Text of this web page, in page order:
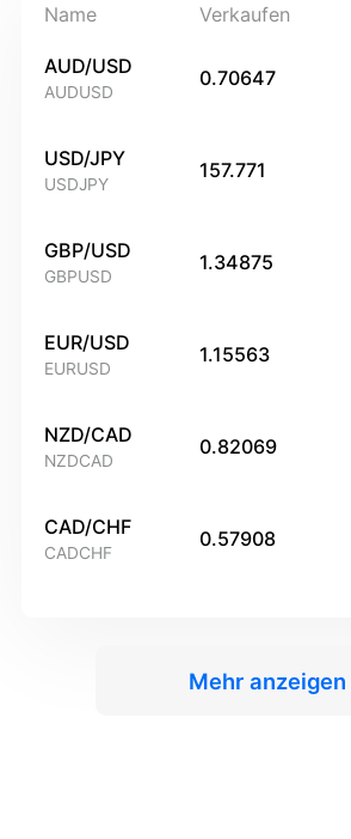
Name Verkaufen
AUD/USD
AUDUSD
0.70647
USD/JPY
USDJPY
157.771
GBP/USD
GBPUSD
1.34875
EUR/USD
EURUSD
1.15563
NZD/CAD
NZDCAD
0.82069
CAD/CHF
CADCHF
0.57908
Mehr anzeigen